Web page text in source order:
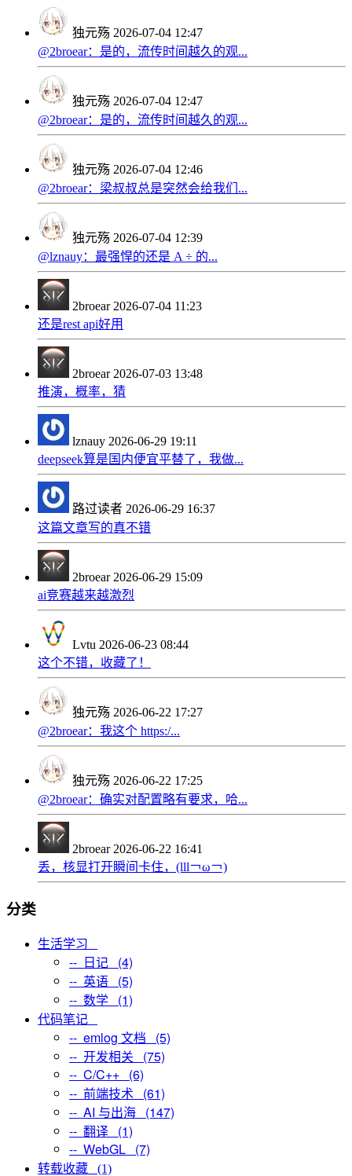
独元殇 2026-07-04 12:47
@2broear：是的，流传时间越久的观...
独元殇 2026-07-04 12:47
@2broear：是的，流传时间越久的观...
独元殇 2026-07-04 12:46
@2broear：梁叔叔总是突然会给我们...
独元殇 2026-07-04 12:39
@lznauy：最强悍的还是 A ÷ 的...
2broear 2026-07-04 11:23
还是rest api好用
2broear 2026-07-03 13:48
推演，概率，猜
lznauy 2026-06-29 19:11
deepseek算是国内便宜平替了，我做...
路过读者 2026-06-29 16:37
这篇文章写的真不错
2broear 2026-06-29 15:09
ai竞赛越来越激烈
Lvtu 2026-06-23 08:44
这个不错，收藏了！
独元殇 2026-06-22 17:27
@2broear：我这个 https:/...
独元殇 2026-06-22 17:25
@2broear：确实对配置略有要求，哈...
2broear 2026-06-22 16:41
丢，核显打开瞬间卡住，(lll￢ω￢)
分类
生活学习
-- 日记 (4)
-- 英语 (5)
-- 数学 (1)
代码笔记
-- emlog 文档 (5)
-- 开发相关 (75)
-- C/C++ (6)
-- 前端技术 (61)
-- AI 与出海 (147)
-- 翻译 (1)
-- WebGL (7)
转载收藏 (1)